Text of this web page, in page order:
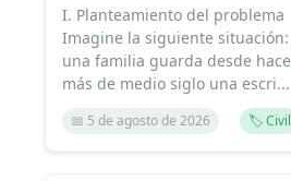
I. Planteamiento del problema
Imagine la siguiente situación:
una familia guarda desde hace
más de medio siglo una escri...
📅 5 de agosto de 2026 🏷️ Civil